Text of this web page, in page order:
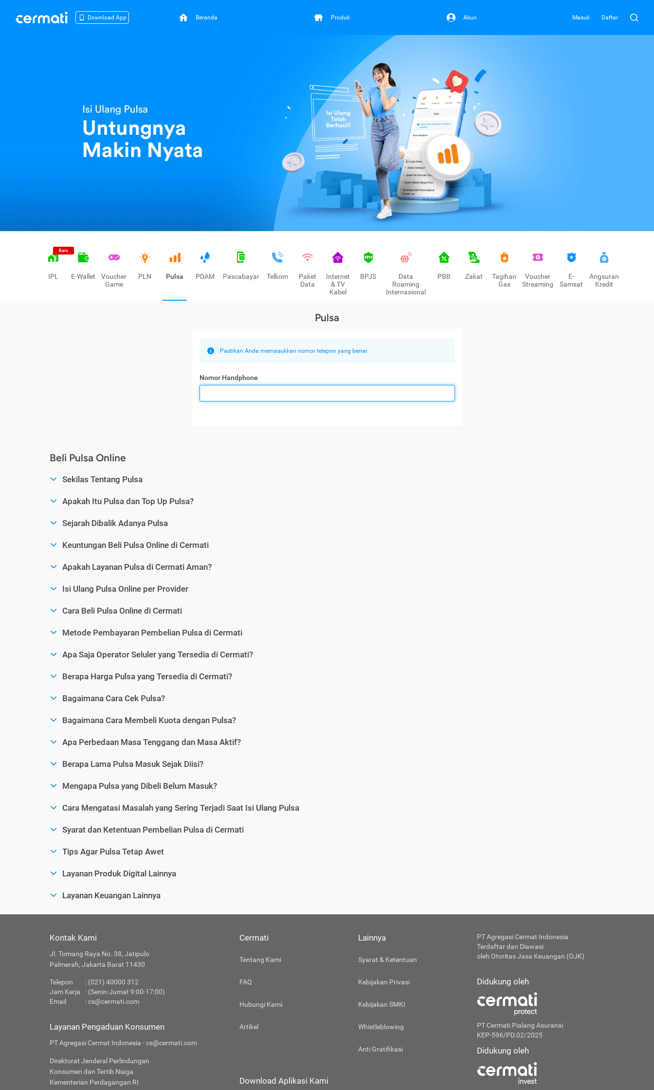
Download App Beranda Produk Akun Masuk Daftar
Baru
IPL E-Wallet
Voucher
Game
PLN Pulsa PDAM Pascabayar Telkom
Paket
Data
Internet
& TV
Kabel
BPJS
Data
Roaming
Internasional
PBB Zakat
Tagihan
Gas
Voucher
Streaming
E-
Samsat
Angsuran
Kredit
Pulsa
Pastikan Anda memasukkan nomor telepon yang benar.
Nomor Handphone
Beli Pulsa Online
Sekilas Tentang Pulsa
Apakah Itu Pulsa dan Top Up Pulsa?
Sejarah Dibalik Adanya Pulsa
Keuntungan Beli Pulsa Online di Cermati
Apakah Layanan Pulsa di Cermati Aman?
Isi Ulang Pulsa Online per Provider
Cara Beli Pulsa Online di Cermati
Metode Pembayaran Pembelian Pulsa di Cermati
Apa Saja Operator Seluler yang Tersedia di Cermati?
Berapa Harga Pulsa yang Tersedia di Cermati?
Bagaimana Cara Cek Pulsa?
Bagaimana Cara Membeli Kuota dengan Pulsa?
Apa Perbedaan Masa Tenggang dan Masa Aktif?
Berapa Lama Pulsa Masuk Sejak Diisi?
Mengapa Pulsa yang Dibeli Belum Masuk?
Cara Mengatasi Masalah yang Sering Terjadi Saat Isi Ulang Pulsa
Syarat dan Ketentuan Pembelian Pulsa di Cermati
Tips Agar Pulsa Tetap Awet
Layanan Produk Digital Lainnya
Layanan Keuangan Lainnya
Kontak Kami
Jl. Tomang Raya No. 38, Jatipulo
Palmerah, Jakarta Barat 11430
Telepon
: (021) 40000 312
Jam Kerja
: (Senin-Jumat 9:00-17:00)
Email
:cs@cermati.com
Layanan Pengaduan Konsumen
PT Agregasi Cermat Indonesia - cs@cermati.com
Direktorat Jenderal Perlindungan
Konsumen dan Tertib Niaga
Kementerian Perdagangan RI
Cermati
Tentang Kami
FAQ
Hubungi Kami
Artikel
Lainnya
Syarat & Ketentuan
Kebijakan Privasi
Kebijakan SMKI
Whistleblowing
Anti Gratifikasi
Download Aplikasi Kami
PT Agregasi Cermat Indonesia
Terdaftar dan Diawasi
oleh Otoritas Jasa Keuangan (OJK)
Didukung oleh
PT Cermati Pialang Asuransi
KEP-596/PD.02/2025
Didukung oleh